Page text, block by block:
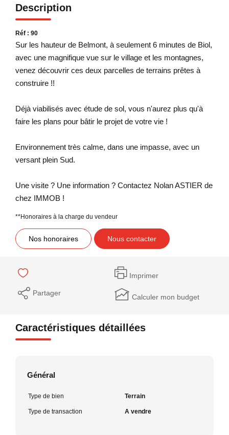
Description
Réf : 90
Sur les hauteur de Belmont, à seulement 6 minutes de Biol,
avec une magnifique vue sur le village et les montagnes,
venez découvrir ces deux parcelles de terrains prêtes à
construire !!
Déjà viabilisés avec étude de sol, vous n'aurez plus qu'à
faire les plans pour bâtir le projet de votre vie !
Environnement très calme, dans une impasse, avec un
versant plein Sud.
Une visite ? Une information ? Contactez Nolan ASTIER de
chez IMMOB !
**Honoraires à la charge du vendeur
Nos honoraires Nous contacter
Imprimer
Partager Calculer mon budget
Caractéristiques détaillées
Général
Type de bien Terrain
Type de transaction A vendre